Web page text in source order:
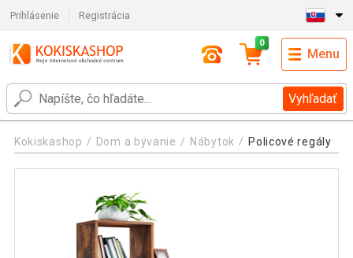
Prihlásenie Registrácia
Vyhľadať
0
Menu
Kokiskashop Dom a bývanie Nábytok Policové regály